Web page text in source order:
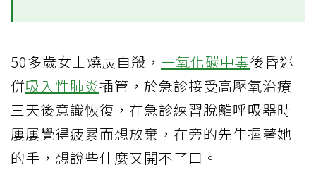
50多歲女士燒炭自殺， 一氧化碳中毒後昏迷
併吸入性肺炎插管，於急診接受高壓氧治療
三天後意識恢復，在急診練習脫離呼吸器時
屢屢覺得疲累而想放棄，在旁的先生握著她
的手，想說些什麼又開不了口。